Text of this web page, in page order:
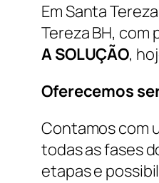
Em Santa
Tereza BH,
A SOLUÇÃO,
Oferecemos
Contamos com
todas as fases
etapas e